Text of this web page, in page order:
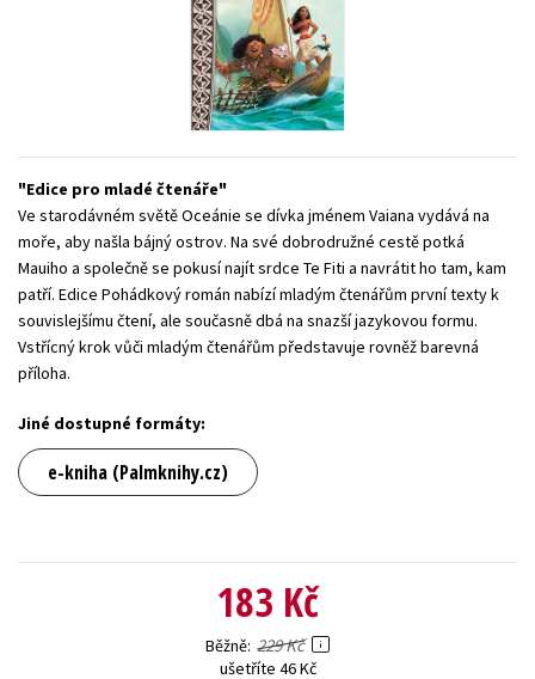
Zahraniční literatura
Všechny tituly
Edice pro mladé čtenáře
Ve starodávném světě Oceánie se dívka jménem Vaiana vydává na
moře, aby našla bájný ostrov. Na své dobrodružné cestě potká
Mauiho a společně se pokusí najít srdce Te Fiti a navrátit ho tam, kam
patří. Edice Pohádkový román nabízí mladým čtenářům první texty k
souvislejšímu čtení, ale současně dbá na snazší jazykovou formu.
Vstřícný krok vůči mladým čtenářům představuje rovněž barevná
příloha.
Jiné dostupné formáty:
e-kniha (Palmknihy.cz)
183 Kč
Běžně 229 Kč
ušetříte 46 Kč